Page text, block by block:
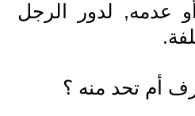
عدمه, لدور الرجل
أم تحد منه ؟